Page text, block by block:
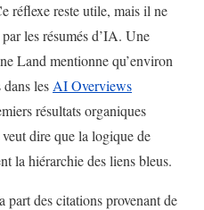
réflexe reste utile, mais il ne
les résumés d’IA. Une
Land mentionne qu’environ
dans lesAI Overviews
résultats organiques
dire que la logique de
la hiérarchie des liens bleus.
part des citations provenant de